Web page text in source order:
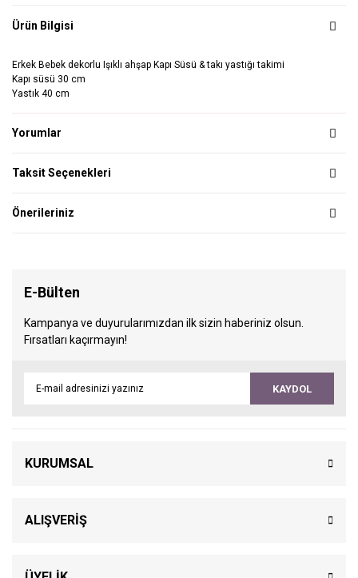
Ürün Bilgisi
Erkek Bebek dekorlu Işıklı ahşap Kapı Süsü & takı yastığı takimi
Kapı süsü 30 cm
Yastık 40 cm
Yorumlar
Taksit Seçenekleri
Önerileriniz
E-Bülten
Kampanya ve duyurularımızdan ilk sizin haberiniz olsun.
Fırsatları kaçırmayın!
KAYDOL
KURUMSAL
ALIŞVERİŞ